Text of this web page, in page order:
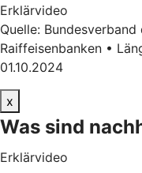
Erklärvideo
Quelle:
Raiffeisenbanken •
01.10.2024
x
Was sind
Erklärvideo